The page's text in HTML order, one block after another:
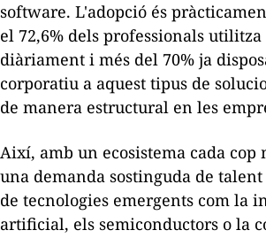
software. L'adopció és
el 72,6% dels professionals
diàriament i més del 70% ja
corporatiu a aquest tipus de
de manera estructural en les
Així, amb un ecosistema cada cop
una demanda sostinguda de
de tecnologies emergents com la
artificial, els semiconductors o la